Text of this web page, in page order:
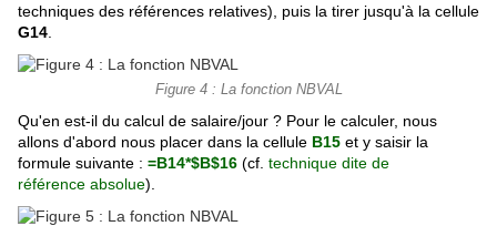
techniques des références relatives), puis la tirer jusqu'à la cellule
G14
Figure 4 : La fonction NBVAL
Qu'en est-il du calcul de salaire/jour ? Pour le calculer, nous
allons d'abord nous placer dans la cellule B15 et y saisir la
formule suivante : =B14*$B$16 (cf. technique dite de
référence absolue).